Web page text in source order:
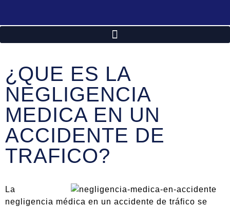
¿QUE ES LA
NEGLIGENCIA
MEDICA EN UN
ACCIDENTE DE
TRAFICO?
La
negligencia médica en un accidente de tráfico se